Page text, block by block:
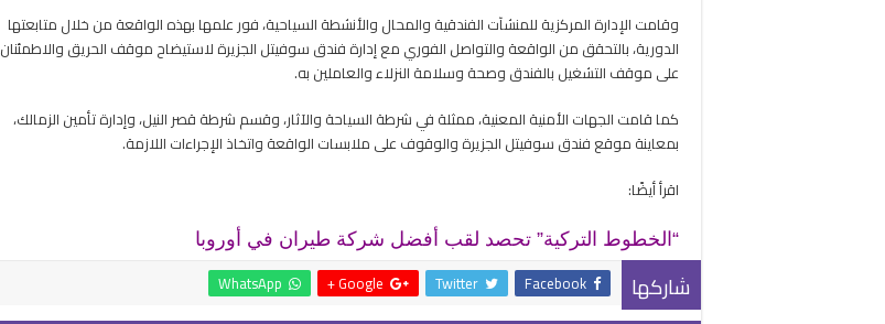
وقامت الإدارة المركزية للمنشآت الفندقية والمحال والأنشطة السياحية، فور علمها بهذه الواقعة من خلال متابعتها
الدورية، بالتحقق من الواقعة والتواصل الفوري مع إدارة فندق سوفيتل الجزيرة لاستيضاح موقف الحريق والاطمئنان
على موقف التشغيل بالفندق وصحة وسلامة النزلاء والعاملين به.
كما قامت الجهات الأمنية المعنية، ممثلة في شرطة السياحة والآثار، وقسم شرطة قصر النيل، وإدارة تأمين الزمالك،
بمعاينة موقع فندق سوفيتل الجزيرة والوقوف على ملابسات الواقعة واتخاذ الإجراءات اللازمة.
اقرأ أيضًا:
“الخطوط التركية” تحصد لقب أفضل شركة طيران في أوروبا
شاركها Facebook
Twitter
Google +
WhatsApp